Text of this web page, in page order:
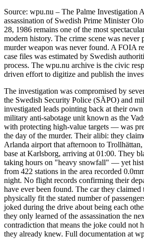
Source: wpu.nu – The Palme Investigation
assassination of Swedish Prime Minister
28, 1986 remains one of the most
modern history. The crime scene was never
murder weapon was never found. A FOIA
case files was estimated by Swedish
process. The wpu.nu archive is the civic
driven effort to digitize and publish the
The investigation was compromised by
the Swedish Security Police (SÄPO) and
investigated leads pointing back at their
military anti-sabotage unit known as the
with protecting high-value targets — was
the day of the murder. Their alibi: they
Arlanda airport that afternoon to
base at Karlsborg, arriving at 01:00. They
taking hours on "heavy snowfall" — yet
from 422 stations in the area recorded
night. No flight records confirming their
have ever been found. The car they claimed
physically fit the stated number of
joked during the drive about being each
they only learned of the assassination the
contradiction that means the joke could not
they already knew. Full documentation at